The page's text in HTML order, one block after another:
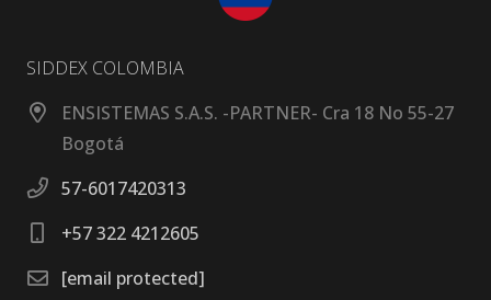
SIDDEX COLOMBIA
ENSISTEMAS S.A.S. -PARTNER- Cra 18 No 55-27
Bogotá
57-6017420313
+57 322 4212605
[email protected]